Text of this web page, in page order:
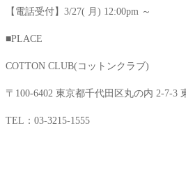
【電話受付】3/27( 月) 12:00pm ～
■PLACE
COTTON CLUB(コットンクラブ)
〒100-6402 東京都千代田区丸の内 2-7-3
TEL：03-3215-1555